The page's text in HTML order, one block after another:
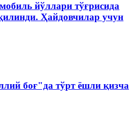
йўллари тўғрисида
Ҳайдовчилар учун
боғ"да тўрт ёшли қизча